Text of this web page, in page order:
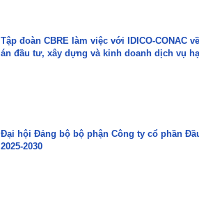
Tập đoàn CBRE làm việc với IDICO-CONAC
án đầu tư, xây dựng và kinh doanh dịch vụ
Đại hội Đảng bộ bộ phận Công ty cổ phần
2025-2030